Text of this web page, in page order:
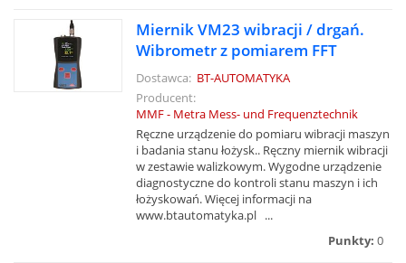
Miernik VM23 wibracji / drgań.
Wibrometr z pomiarem FFT
Dostawca: BT-AUTOMATYKA
Producent:
MMF - Metra Mess- und Frequenztechnik
Ręczne urządzenie do pomiaru wibracji maszyn
i badania stanu łożysk.. Ręczny miernik wibracji
w zestawie walizkowym. Wygodne urządzenie
diagnostyczne do kontroli stanu maszyn i ich
łożyskowań. Więcej informacji na
www.btautomatyka.pl ...
Punkty: 0